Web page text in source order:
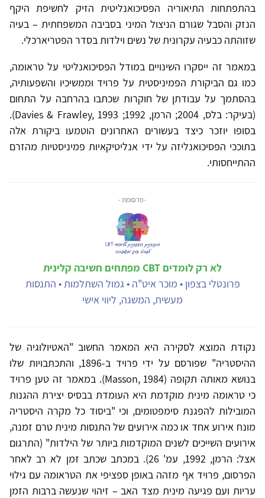
בהתפתחות התיאוריה הפסיכואנליטית הזיק לחשיפת היקף
הנזק והסבל שגורם הניצול המיני בסביבה המשפחתית – בעיה
שזוהתה כבעיה עקרונית של נשים וילדות בסדר הפטריארכלי.
במאמר זה ייסקרו השינויים במודל הפסיכואנליטי על טראומה,
כמו גם הביקורת הפמיניסטית על פרויד וממשיכיו והשפעותיה,
בהסתמך על עבודתן של חוקרות שכתבו בהרחבה על התחום
(בעיקר: בלס, 2004; הרמן, 1992; Davies & Frawley, 1993).
בסופו יוזכר כיצד בעשורים האחרונים הוטמעו ביקורת אלה
בתוככי הפסיכואנליזה על ידי אנליטיקאיות פמיניסטיות מהזרם
ההתייחסותי.
- פרסומת -
לא רק לומדים CBT מפתחים חשיבה קלינית
פרונטלי בצפון • מוכר איט"ה • גמול השתלמות • התנסות
מעשית, המשגה, ליווי אישי
נקודת המוצא לסקירה היא המאמר החשוב "האטיולוגיה של
ההיסטריה" שפורסם על ידי פרויד ב-1896, והתכתבויות שלו
בנושא מאותה תקופה (Masson, 1984). במאמר זה טען פרויד
כי טראומה מינית מוקדמת היא העומדת בבסיס יצירת ההגנות
המובילות להפגנת סימפטומים, וכי "ביסוד כל מקרה היסטריה
מונח אירוע אחד או כמה אירועים של התנסות מינית טרם זמנה,
אירועים השייכים לשנים המוקדמות ביותר של הילדות" (התרגום
אצל: הרמן, 1992, עמ' 26). במכתב שכתב זמן לא רב לאחר
הפרסום, פרויד אף מזהה באופן ספציפי את הטראומה עם גילוי
עריות ועם פגיעה מינית מצד האב – זיהוי שנעשה ברבות הזמן